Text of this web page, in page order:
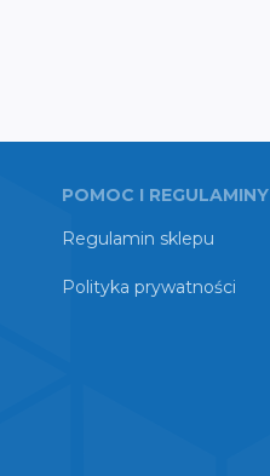
POMOC I REGULAMINY
Regulamin sklepu
Polityka prywatności